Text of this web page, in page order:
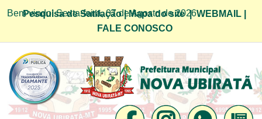
Bem vindo! Sexta-feira, 07 de Agosto de 2026
Pesquisa de Satifação|Mapa do site|WEBMAIL
FALE CONOSCO